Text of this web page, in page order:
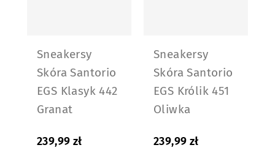
Sneakersy
Skóra Santorio
EGS Klasyk 442
Granat
239,99 zł
Sneakersy
Skóra Santorio
EGS Królik 451
Oliwka
239,99 zł